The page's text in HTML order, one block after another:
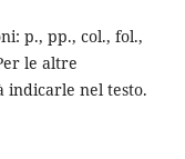
p., pp., col., fol.,
le altre
indicarle nel testo.